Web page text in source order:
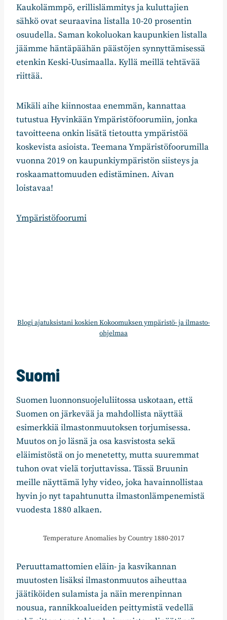
Kaukolämmpö, erillislämmitys ja kuluttajien
sähkö ovat seuraavina listalla 10-20 prosentin
osuudella. Saman kokoluokan kaupunkien listalla
jäämme häntäpäähän päästöjen synnyttämisessä
etenkin Keski-Uusimaalla. Kyllä meillä tehtävää
riittää.
Mikäli aihe kiinnostaa enemmän, kannattaa
tutustua Hyvinkään Ympäristöfoorumiin, jonka
tavoitteena onkin lisätä tietoutta ympäristöä
koskevista asioista. Teemana Ympäristöfoorumilla
vuonna 2019 on kaupunkiympäristön siisteys ja
roskaamattomuuden edistäminen. Aivan
loistavaa!
Ympäristöfoorumi
Blogi ajatuksistani koskien Kokoomuksen ympäristö- ja ilmasto-
ohjelmaa
Suomi
Suomen luonnonsuojeluliitossa uskotaan, että
Suomen on järkevää ja mahdollista näyttää
esimerkkiä ilmastonmuutoksen torjumisessa.
Muutos on jo läsnä ja osa kasvistosta sekä
eläimistöstä on jo menetetty, mutta suuremmat
tuhon ovat vielä torjuttavissa. Tässä Bruunin
meille näyttämä lyhy video, joka havainnollistaa
hyvin jo nyt tapahtunutta ilmastonlämpenemistä
vuodesta 1880 alkaen.
Temperature Anomalies by Country 1880-2017
Peruuttamattomien eläin- ja kasvikannan
muutosten lisäksi ilmastonmuutos aiheuttaa
jäätiköiden sulamista ja näin merenpinnan
nousua, rannikkoalueiden peittymistä vedellä